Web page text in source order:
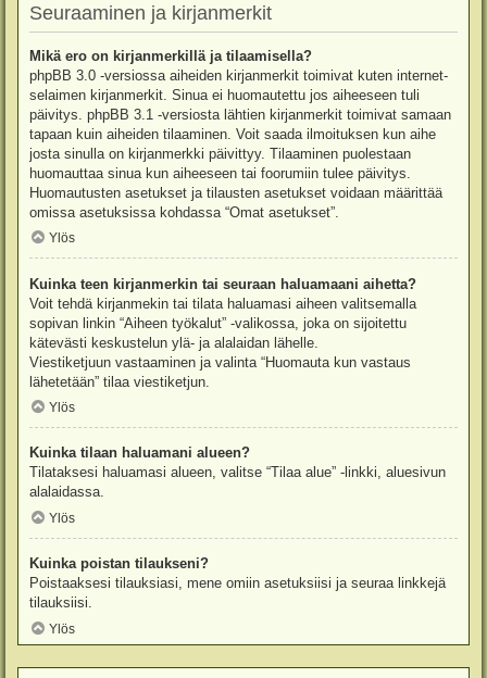
Seuraaminen ja kirjanmerkit
Mikä ero on kirjanmerkillä ja tilaamisella?
phpBB 3.0 -versiossa aiheiden kirjanmerkit toimivat kuten internet-
selaimen kirjanmerkit. Sinua ei huomautettu jos aiheeseen tuli
päivitys. phpBB 3.1 -versiosta lähtien kirjanmerkit toimivat samaan
tapaan kuin aiheiden tilaaminen. Voit saada ilmoituksen kun aihe
josta sinulla on kirjanmerkki päivittyy. Tilaaminen puolestaan
huomauttaa sinua kun aiheeseen tai foorumiin tulee päivitys.
Huomautusten asetukset ja tilausten asetukset voidaan määrittää
omissa asetuksissa kohdassa “Omat asetukset”.
Ylös
Kuinka teen kirjanmerkin tai seuraan haluamaani aihetta?
Voit tehdä kirjanmekin tai tilata haluamasi aiheen valitsemalla
sopivan linkin “Aiheen työkalut” -valikossa, joka on sijoitettu
kätevästi keskustelun ylä- ja alalaidan lähelle.
Viestiketjuun vastaaminen ja valinta “Huomauta kun vastaus
lähetetään” tilaa viestiketjun.
Ylös
Kuinka tilaan haluamani alueen?
Tilataksesi haluamasi alueen, valitse “Tilaa alue” -linkki, aluesivun
alalaidassa.
Ylös
Kuinka poistan tilaukseni?
Poistaaksesi tilauksiasi, mene omiin asetuksiisi ja seuraa linkkejä
tilauksiisi.
Ylös